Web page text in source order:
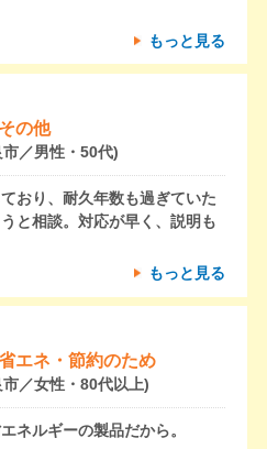
もっと見る
その他
／男性・50代)
おり、耐久年数も過ぎていた
と相談。対応が早く、説明も
もっと見る
エネ・節約のため
／女性・80代以上)
ネルギーの製品だから。